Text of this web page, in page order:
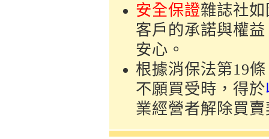
安全保證雜誌社
客戶的承諾與權
安心。
根據消保法第19
不願買受時，得於
業經營者解除買